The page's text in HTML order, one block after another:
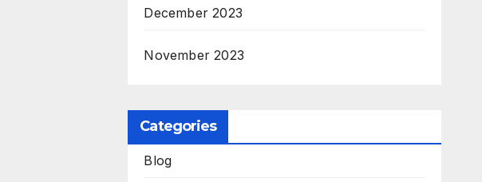
December 2023
November 2023
Categories
Blog